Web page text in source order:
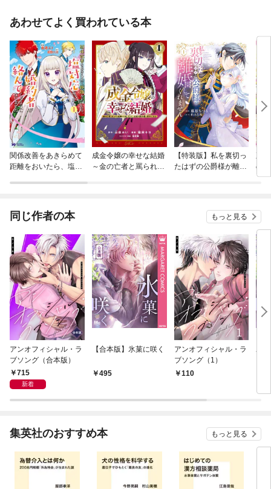
あわせてよく買われている本
関係改善をあきらめて
距離をおいたら、塩対
成金令嬢の幸せな結婚
～金の亡者と罵られた
【特装版】私を裏切っ
たはずの公爵様が離婚
五
の
同じ作者の本 もっと見る
アンオフィシャル・ラ
ブソング（合本版）
715
新着
【合本版】氷菓に咲く
495
アンオフィシャル・ラ
ブソング（1）
110
氷
集英社のおすすめ本 もっと見る